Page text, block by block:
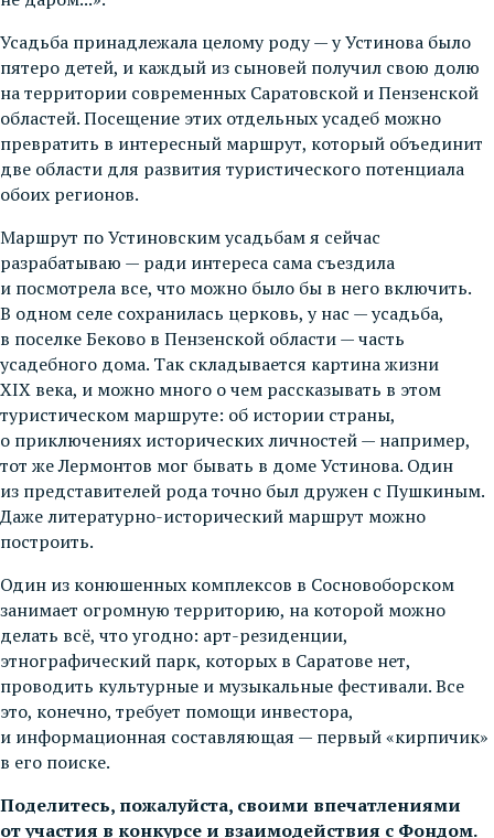
Усадьба принадлежала целому роду — у Устинова было
пятеро детей, и каждый из сыновей получил свою долю
на территории современных Саратовской и Пензенской
областей. Посещение этих отдельных усадеб можно
превратить в интересный маршрут, который объединит
две области для развития туристического потенциала
обоих регионов.
Маршрут по Устиновским усадьбам я сейчас
разрабатываю — ради интереса сама съездила
и посмотрела все, что можно было бы в него включить.
В одном селе сохранилась церковь, у нас — усадьба,
в поселке Беково в Пензенской области — часть
усадебного дома. Так складывается картина жизни
XIX века, и можно много о чем рассказывать в этом
туристическом маршруте: об истории страны,
о приключениях исторических личностей — например,
тот же Лермонтов мог бывать в доме Устинова. Один
из представителей рода точно был дружен с Пушкиным.
Даже литературно-исторический маршрут можно
построить.
Один из конюшенных комплексов в Сосновоборском
занимает огромную территорию, на которой можно
делать всё, что угодно: арт-резиденции,
этнографический парк, которых в Саратове нет,
проводить культурные и музыкальные фестивали. Все
это, конечно, требует помощи инвестора,
и информационная составляющая — первый «кирпичик»
в его поиске.
Поделитесь, пожалуйста, своими впечатлениями
от участия в конкурсе и взаимодействия с Фондом.